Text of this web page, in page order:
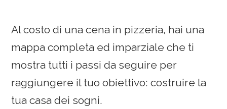
Al costo di una cena in pizzeria, hai una
mappa completa ed imparziale che ti
mostra tutti i passi da seguire per
raggiungere il tuo obiettivo: costruire la
tua casa dei sogni.